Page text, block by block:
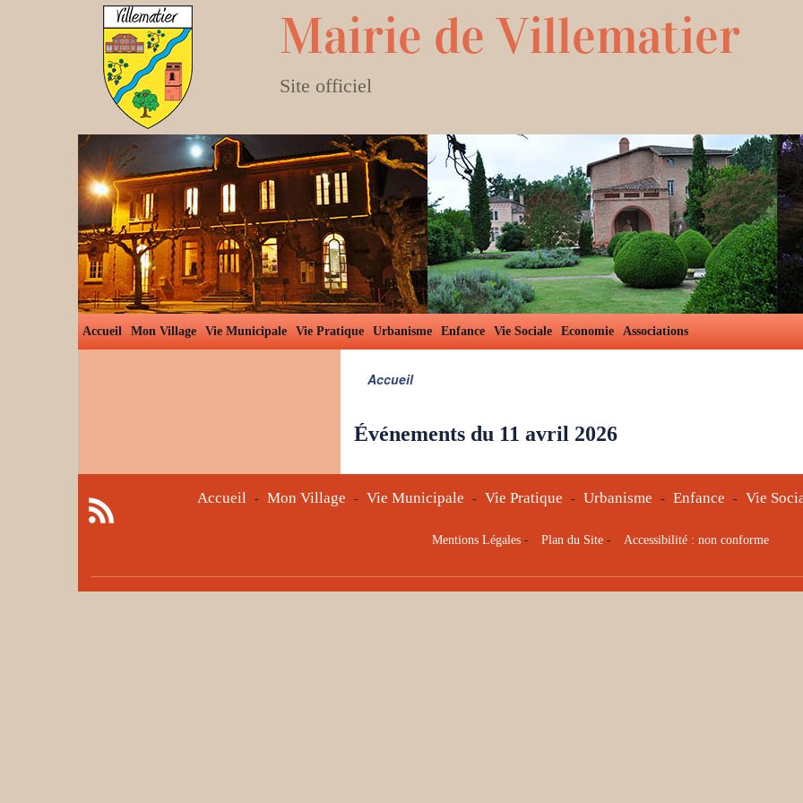
Mairie de Villematier
Site officiel
Accueil Mon Village Vie Municipale Vie Pratique Urbanisme Enfance Vie Sociale Economie Associations
Accueil
Événements du 11 avril 2026
Accueil - Mon Village - Vie Municipale - Vie Pratique - Urbanisme - Enfance - Vie
Mentions Légales- Plan du Site- Accessibilité : non conforme